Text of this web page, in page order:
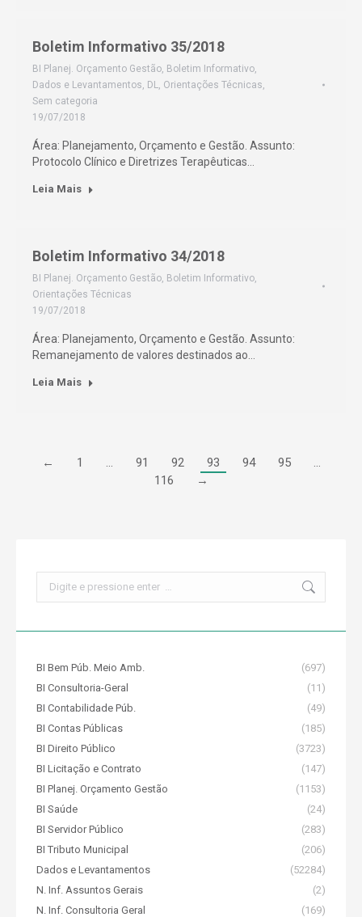
Boletim Informativo 35/2018
BI Planej. Orçamento Gestão, Boletim Informativo,
Dados e Levantamentos, DL, Orientações Técnicas,
Sem categoria
19/07/2018
Área: Planejamento, Orçamento e Gestão. Assunto:
Protocolo Clínico e Diretrizes Terapêuticas…
Leia Mais
Boletim Informativo 34/2018
BI Planej. Orçamento Gestão, Boletim Informativo,
Orientações Técnicas
19/07/2018
Área: Planejamento, Orçamento e Gestão. Assunto:
Remanejamento de valores destinados ao…
Leia Mais
← 1 … 91 92 93 94 95
…
116
→
BI Bem Púb. Meio Amb.
(697)
BI Consultoria-Geral
(11)
BI Contabilidade Púb.
(49)
BI Contas Públicas
(185)
BI Direito Público
(3723)
BI Licitação e Contrato
(147)
BI Planej. Orçamento Gestão
(1153)
BI Saúde
(24)
BI Servidor Público
(283)
BI Tributo Municipal
(206)
Dados e Levantamentos
(52284)
N. Inf. Assuntos Gerais
(2)
N. Inf. Consultoria Geral
(169)